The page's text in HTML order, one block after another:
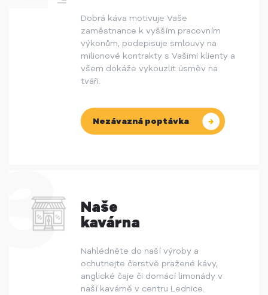
Dobrá káva motivuje Vaše
zaměstnance k vyšším pracovním
výkonům, podepisuje smlouvy na
milionové kontrakty s Vašimi klienty a
všem dokáže vykouzlit úsměv na
tváři.
Nezávazná poptávka
Naše
kavárna
Nahlédněte do naší výroby a
ochutnejte čerstvě pražené kávy,
anglické čaje či domácí limonády v
naší kavárně v centru Lednice.